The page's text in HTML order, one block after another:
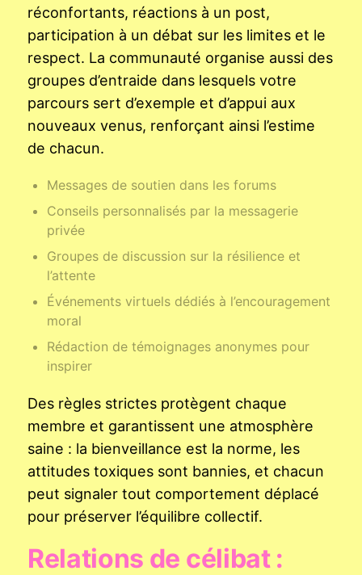
réconfortants, réactions à un post,
participation à un débat sur les limites et le
respect. La communauté organise aussi des
groupes d’entraide dans lesquels votre
parcours sert d’exemple et d’appui aux
nouveaux venus, renforçant ainsi l’estime
de chacun.
Messages de soutien dans les forums
Conseils personnalisés par la messagerie
privée
Groupes de discussion sur la résilience et
l’attente
Événements virtuels dédiés à l’encouragement
moral
Rédaction de témoignages anonymes pour
inspirer
Des règles strictes protègent chaque
membre et garantissent une atmosphère
saine : la bienveillance est la norme, les
attitudes toxiques sont bannies, et chacun
peut signaler tout comportement déplacé
pour préserver l’équilibre collectif.
Relations de célibat :